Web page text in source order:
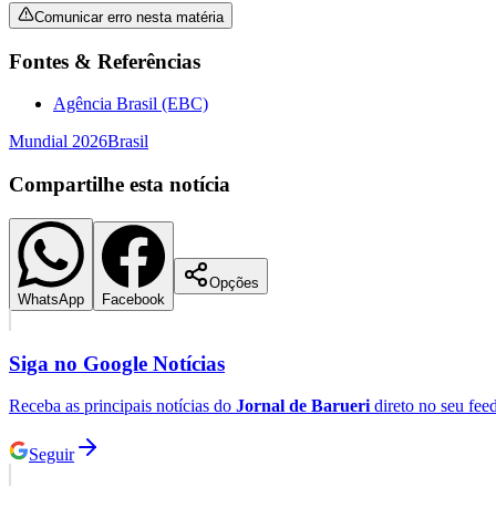
Comunicar erro nesta matéria
Fontes & Referências
Agência Brasil (EBC)
Mundial 2026Brasil
Compartilhe esta notícia
WhatsApp Facebook
Opções
Siga no Google Notícias
Receba as principais notícias do Jornal de Barueri direto no seu feed
Seguir